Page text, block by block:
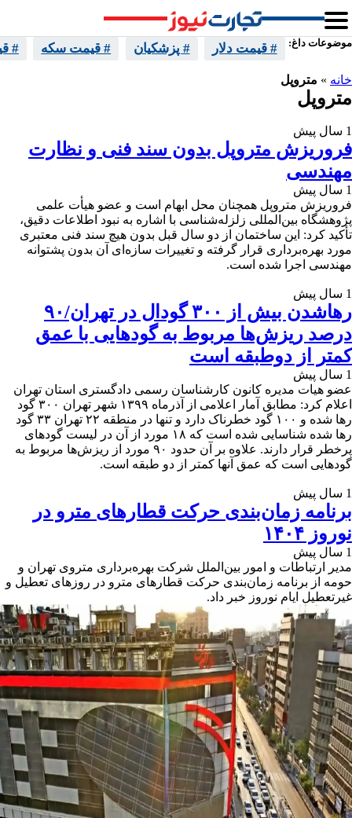
موضوعات داغ: # قیمت دلار # پزشکیان # قیمت سکه #
خانه » متروپل
متروپل
1 سال پیش
فروریزش متروپل بدون سند فنی و نظارت
مهندسی
1 سال پیش
فروریزش متروپل همچنان محل ابهام است و عضو هیأت علمی
پژوهشگاه بین‌المللی زلزله‌شناسی با اشاره به نبود اطلاعات دقیق،
تأکید کرد: این ساختمان از دو سال قبل بدون هیچ سند فنی معتبری
مورد بهره‌برداری قرار گرفته و تغییرات سازه‌ای آن بدون پشتوانه
مهندسی اجرا شده است.
1 سال پیش
رهاشدن بیش از ۳۰۰ گودال در تهران/۹۰
درصد ریزش‌ها مربوط به گودهایی با عمق
کمتر از دوطبقه است
1 سال پیش
عضو هیات مدیره کانون کارشناسان رسمی دادگستری استان تهران
اعلام کرد: مطابق آمار اعلامی از آذرماه ۱۳۹۹ شهر تهران ۳۰۰ گود
رها شده و ۱۰۰ گود خطرناک دارد و تنها در منطقه ۲۲ تهران ۳۳ گود
رها شده شناسایی شده است که ۱۸ مورد از آن در لیست گودهای
پرخطر قرار دارند. علاوه بر آن حدود ۹۰ مورد از ریزش‌ها مربوط به
گودهایی است که عمق آنها کمتر از دو طبقه است.
1 سال پیش
برنامه زمان‌بندی حرکت قطارهای مترو در
نوروز ۱۴۰۴
1 سال پیش
مدیر ارتباطات و امور بین‌الملل شرکت بهره‌برداری متروی تهران و
حومه از برنامه زمان‌بندی حرکت قطارهای مترو در روزهای تعطیل و
غیرتعطیل ایام نوروز خبر داد.